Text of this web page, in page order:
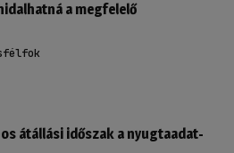
a megfelelő
átállási időszak a nyugtaadat-